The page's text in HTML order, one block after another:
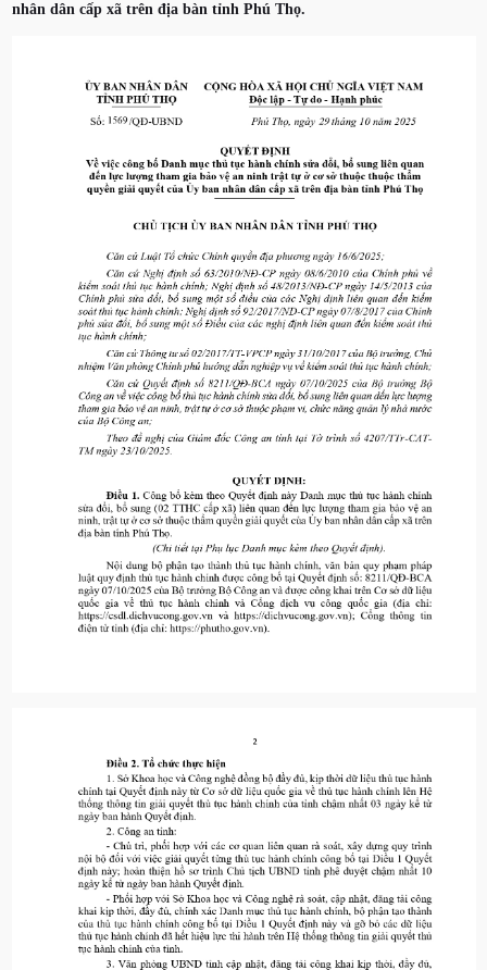
nhân dân cấp xã trên địa bàn tỉnh Phú Thọ.